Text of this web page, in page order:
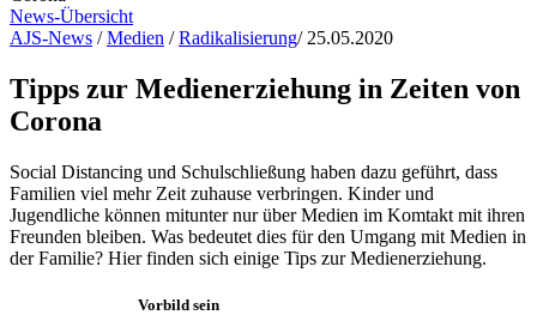
News-Übersicht
AJS-News /Medien /Radikalisierung/ 25.05.2020
Tipps zur Medienerziehung in Zeiten von
Corona
Social Distancing und Schulschließung haben dazu geführt, dass
Familien viel mehr Zeit zuhause verbringen. Kinder und
Jugendliche können mitunter nur über Medien im Komtakt mit ihren
Freunden bleiben. Was bedeutet dies für den Umgang mit Medien in
der Familie? Hier finden sich einige Tips zur Medienerziehung.
Vorbild sein